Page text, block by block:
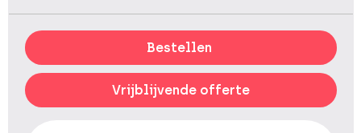
Bestellen
Vrijblijvende offerte